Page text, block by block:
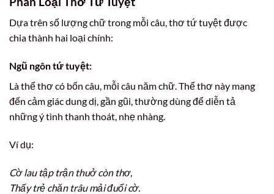
Dựa trên số lượng chữ trong mỗi câu, thơ tứ tuyệt được
chia thành hai loại chính:
Ngũ ngôn tứ tuyệt:
Là thể thơ có bốn câu, mỗi câu năm chữ. Thể thơ này mang
đến cảm giác dung dị, gần gũi, thường dùng để diễn tả
những ý tình thanh thoát, nhẹ nhàng.
Ví dụ:
Cờ lau tập trận thuở còn thơ,
Thấy trẻ chăn trâu mải đuổi cờ.